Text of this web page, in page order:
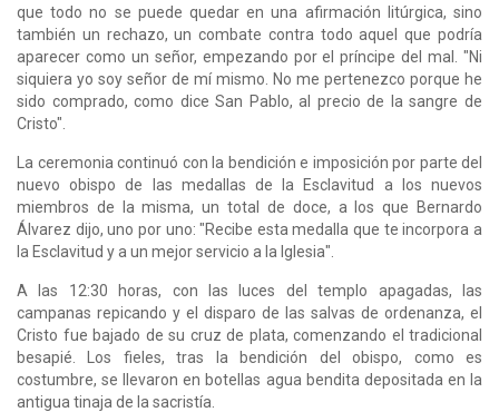
que todo no se puede quedar en una afirmación litúrgica, sino
también un rechazo, un combate contra todo aquel que podría
aparecer como un señor, empezando por el príncipe del mal. "Ni
siquiera yo soy señor de mí mismo. No me pertenezco porque he
sido comprado, como dice San Pablo, al precio de la sangre de
Cristo".
La ceremonia continuó con la bendición e imposición por parte del
nuevo obispo de las medallas de la Esclavitud a los nuevos
miembros de la misma, un total de doce, a los que Bernardo
Álvarez dijo, uno por uno: "Recibe esta medalla que te incorpora a
la Esclavitud y a un mejor servicio a la Iglesia".
A las 12:30 horas, con las luces del templo apagadas, las
campanas repicando y el disparo de las salvas de ordenanza, el
Cristo fue bajado de su cruz de plata, comenzando el tradicional
besapié. Los fieles, tras la bendición del obispo, como es
costumbre, se llevaron en botellas agua bendita depositada en la
antigua tinaja de la sacristía.